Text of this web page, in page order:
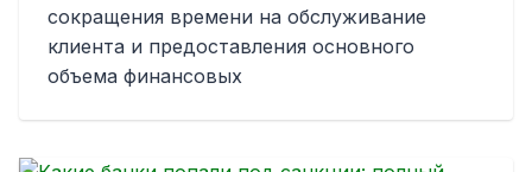
сокращения времени на обслуживание
клиента и предоставления основного
объема финансовых